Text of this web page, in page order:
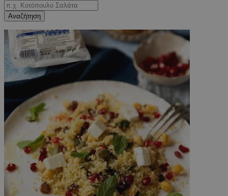
Αναζήτηση